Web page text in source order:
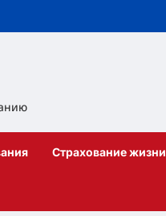
Страхование жизни